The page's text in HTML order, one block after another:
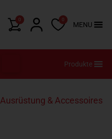
0 0
MENU
Produkte
Ausrüstung & Accessoires